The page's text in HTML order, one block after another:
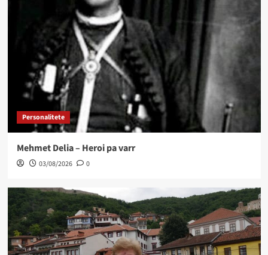
Personalitete
Mehmet Delia – Heroi pa varr
03/08/2026 0